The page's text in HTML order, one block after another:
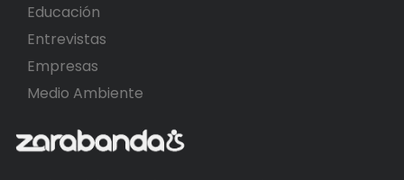
Educación
Entrevistas
Empresas
Medio Ambiente